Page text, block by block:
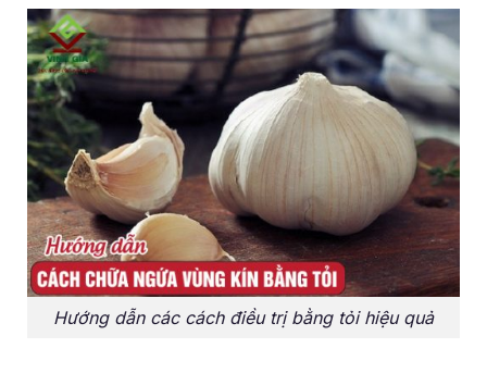
Hướng dẫn các cách điều trị bằng tỏi hiệu quả